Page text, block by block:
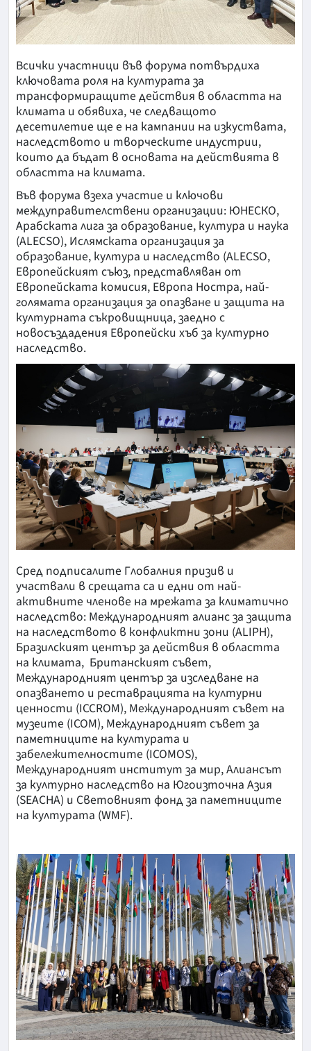
Всички участници във форума потвърдиха
ключовата роля на културата за
трансформиращите действия в областта на
климата и обявиха, че следващото
десетилетие ще е на кампании на изкуствата,
наследството и творческите индустрии,
които да бъдат в основата на действията в
областта на климата.
Във форума взеха участие и ключови
междуправителствени организации: ЮНЕСКО,
Арабската лига за образование, култура и наука
(ALECSO), Ислямската организация за
образование, култура и наследство (ALECSO,
Европейският съюз, представляван от
Европейската комисия, Европа Ностра, най-
голямата организация за опазване и защита на
културната съкровищница, заедно с
новосъздадения Европейски хъб за културно
наследство.
Сред подписалите Глобалния призив и
участвали в срещата са и едни от най-
активните членове на мрежата за климатично
наследство: Международният алианс за защита
на наследството в конфликтни зони (ALIPH),
Бразилският център за действия в областта
на климата, Британският съвет,
Международният център за изследване на
опазването и реставрацията на културни
ценности (ICCROM), Международният съвет на
музеите (ICOM), Международният съвет за
паметниците на културата и
забележителностите (ICOMOS),
Международният институт за мир, Алиансът
за културно наследство на Югоизточна Азия
(SEACHA) и Световният фонд за паметниците
на културата (WMF).